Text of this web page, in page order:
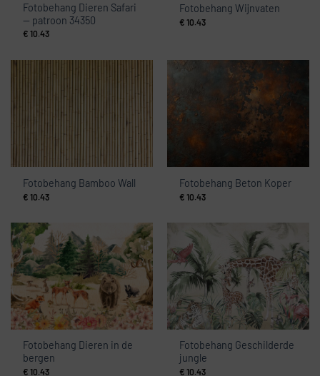
Fotobehang Dieren Safari
— patroon 34350
€ 10.43
Fotobehang Wijnvaten
€ 10.43
Fotobehang Bamboo Wall
€ 10.43
Fotobehang Beton Koper
€ 10.43
Fotobehang Dieren in de
bergen
€ 10.43
Fotobehang Geschilderde
jungle
€ 10.43